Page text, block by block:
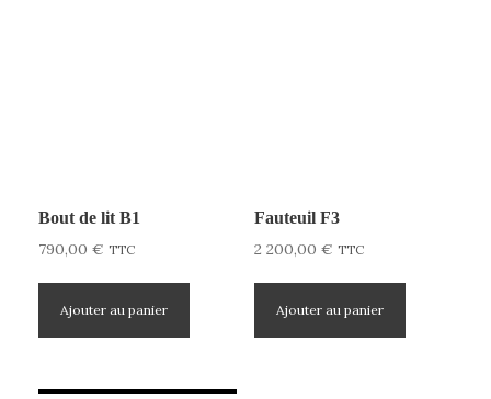
Bout de lit B1
790,00 € TTC
Ajouter au panier
Fauteuil F3
2 200,00 € TTC
Ajouter au panier